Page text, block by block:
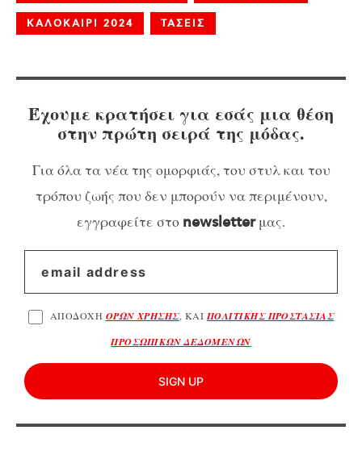
ΚΑΛΟΚΑΙΡΙ 2024 ΤΑΣΕΙΣ
Έχουμε κρατήσει για εσάς μια θέση
στην πρώτη σειρά της μόδας.
Για όλα τα νέα της ομορφιάς, του στυλ και του
τρόπου ζωής που δεν μπορούν να περιμένουν,
εγγραφείτε στο newsletterμας.
ΑΠΟΔΟΧΗ ΟΡΩΝ ΧΡΗΣΗΣ, ΚΑΙΠΟΛΙΤΙΚΗΣ ΠΡΟΣΤΑΣΙΑΣ
ΠΡΟΣΩΠΙΚΩΝ ΔΕΔΟΜΕΝΩΝ
SIGN UP